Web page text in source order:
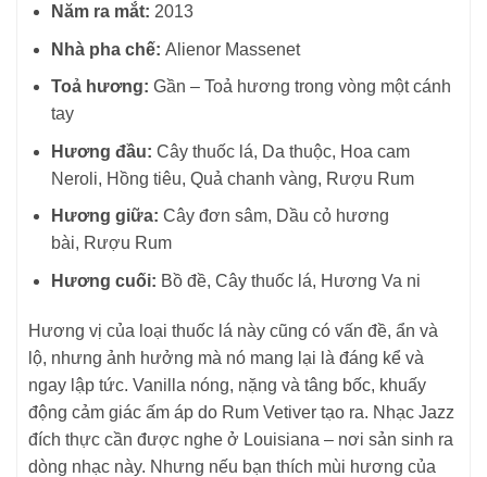
Năm ra mắt: 2013
Nhà pha chế: Alienor Massenet
Toả hương: Gần – Toả hương trong vòng một cánh
tay
Hương đầu: Cây thuốc lá, Da thuộc, Hoa cam
Neroli, Hồng tiêu, Quả chanh vàng, Rượu Rum
Hương giữa: Cây đơn sâm, Dầu cỏ hương
bài, Rượu Rum
Hương cuối: Bồ đề, Cây thuốc lá, Hương Va ni
Hương vị của loại thuốc lá này cũng có vấn đề, ẩn và
lộ, nhưng ảnh hưởng mà nó mang lại là đáng kể và
ngay lập tức. Vanilla nóng, nặng và tâng bốc, khuấy
động cảm giác ấm áp do Rum Vetiver tạo ra. Nhạc Jazz
đích thực cần được nghe ở Louisiana – nơi sản sinh ra
dòng nhạc này. Nhưng nếu bạn thích mùi hương của